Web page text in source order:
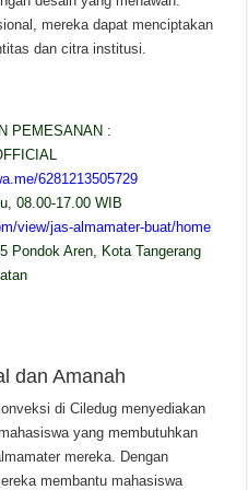
mereka dapat menciptakan
dan citra institusi.
PEMESANAN :
6281213505729
08.00-17.00 WIB
view/jas-almamater-buat/home
Pondok Aren, Kota Tangerang
dan Amanah
di Ciledug menyediakan
yang membutuhkan
mereka. Dengan
membantu mahasiswa